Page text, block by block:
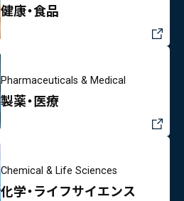
健康・食品
Pharmaceuticals & Medical
製薬・医療
Chemical & Life Sciences
化学・ライフサイエンス